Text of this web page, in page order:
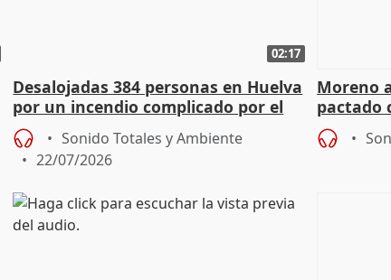
02:17
Desalojadas 384 personas en Huelva
por un incendio complicado por el
viento
Sonido Totales y Ambiente
22/07/2026
Moreno
pactado
ha